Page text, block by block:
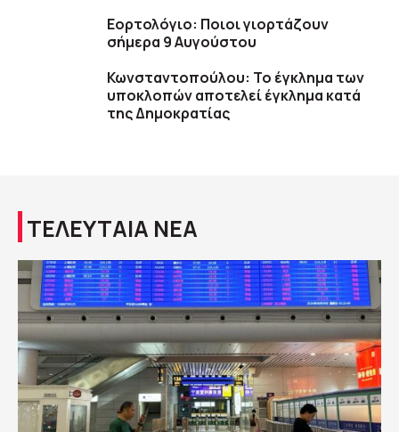
Εορτολόγιο: Ποιοι γιορτάζουν
σήμερα 9 Αυγούστου
Κωνσταντοπούλου: Το έγκλημα των
υποκλοπών αποτελεί έγκλημα κατά
της Δημοκρατίας
ΤΕΛΕΥΤΑΙΑ ΝΕΑ